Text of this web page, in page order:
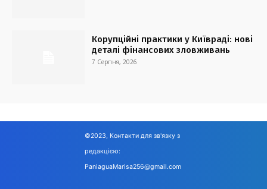
Корупційні практики у Київраді: нові
деталі фінансових зловживань
7 Серпня, 2026
©2023, Контакти для зв'язку з
редакцією:
PaniaguaMarisa256@gmail.com